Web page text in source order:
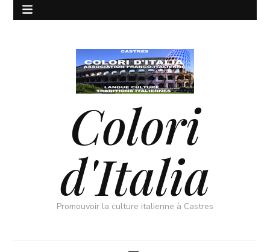
Colori
d'Italia
Promouvoir la culture italienne à Castres